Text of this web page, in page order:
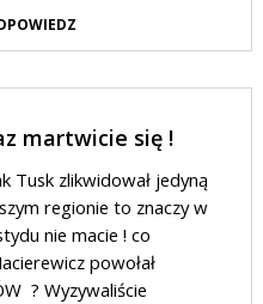
martwicie się !
Tusk zlikwidował jedyną
regionie to znaczy w
nie macie ! co
powołał
? Wyzywaliście